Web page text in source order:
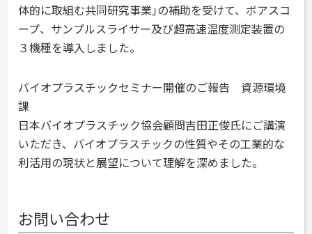
体的に取組む共同研究事業｣の補助を受けて、ボアスコ
ープ、サンプルスライサー及び超高速温度測定装置の
３機種を導入しました。
バイオプラスチックセミナー開催のご報告 資源環境
課
日本バイオプラスチック協会顧問吉田正俊氏にご講演
いただき、バイオプラスチックの性質やその工業的な
利活用の現状と展望について理解を深めました。
お問い合わせ